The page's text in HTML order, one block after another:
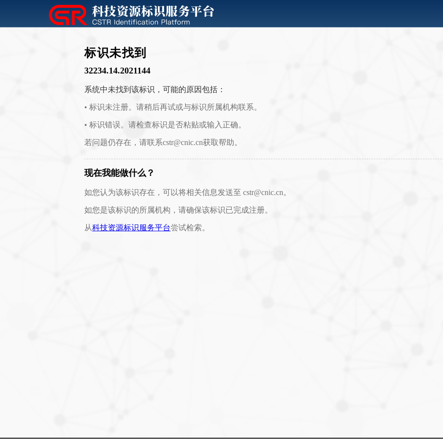
标识未找到
32234.14.2021144
系统中未找到该标识，可能的原因包括：
• 标识未注册。请稍后再试或与标识所属机构联系。
• 标识错误。请检查标识是否粘贴或输入正确。
若问题仍存在，请联系cstr@cnic.cn获取帮助。
现在我能做什么？
如您认为该标识存在，可以将相关信息发送至 cstr@cnic.cn。
如您是该标识的所属机构，请确保该标识已完成注册。
从科技资源标识服务平台尝试检索。